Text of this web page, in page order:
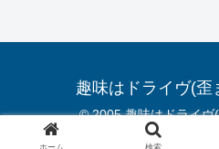
趣味はドライヴ(歪
© 2005 趣味はドライヴ
ホーム 検索